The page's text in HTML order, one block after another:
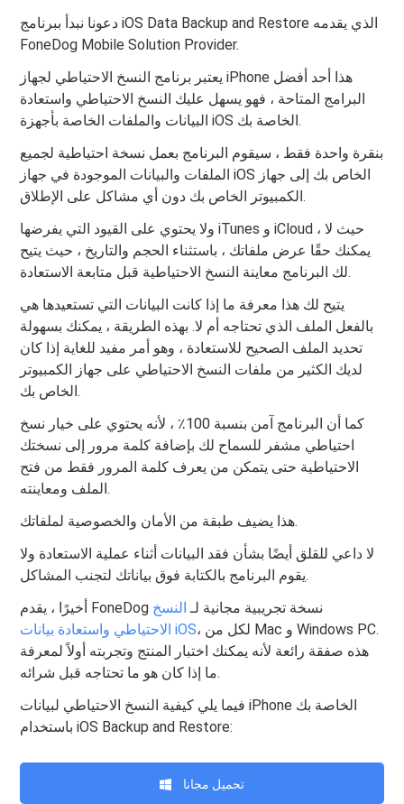
دعونا نبدأ ببرنامج iOS Data Backup and Restore الذي يقدمه
FoneDog Mobile Solution Provider.
يعتبر برنامج النسخ الاحتياطي لجهاز iPhone هذا أحد أفضل
البرامج المتاحة ، فهو يسهل عليك النسخ الاحتياطي واستعادة
البيانات والملفات الخاصة بأجهزة iOS الخاصة بك.
بنقرة واحدة فقط ، سيقوم البرنامج بعمل نسخة احتياطية لجميع
الملفات والبيانات الموجودة في جهاز iOS الخاص بك إلى جهاز
الكمبيوتر الخاص بك دون أي مشاكل على الإطلاق.
ولا يحتوي على القيود التي يفرضها iTunes و iCloud ، حيث لا
يمكنك حقًا عرض ملفاتك ، باستثناء الحجم والتاريخ ، حيث يتيح
لك البرنامج معاينة النسخ الاحتياطية قبل متابعة الاستعادة.
يتيح لك هذا معرفة ما إذا كانت البيانات التي تستعيدها هي
بالفعل الملف الذي تحتاجه أم لا. بهذه الطريقة ، يمكنك بسهولة
تحديد الملف الصحيح للاستعادة ، وهو أمر مفيد للغاية إذا كان
لديك الكثير من ملفات النسخ الاحتياطي على جهاز الكمبيوتر
الخاص بك.
كما أن البرنامج آمن بنسبة 100٪ ، لأنه يحتوي على خيار نسخ
احتياطي مشفر للسماح لك بإضافة كلمة مرور إلى نسختك
الاحتياطية حتى يتمكن من يعرف كلمة المرور فقط من فتح
الملف ومعاينته.
هذا يضيف طبقة من الأمان والخصوصية لملفاتك.
لا داعي للقلق أيضًا بشأن فقد البيانات أثناء عملية الاستعادة ولا
يقوم البرنامج بالكتابة فوق بياناتك لتجنب المشاكل.
أخيرًا ، يقدم FoneDog نسخة تجريبية مجانية لـ النسخ
الاحتياطي واستعادة بيانات iOS، لكل من Mac و Windows PC.
هذه صفقة رائعة لأنه يمكنك اختبار المنتج وتجربته أولاً لمعرفة
ما إذا كان هو ما تحتاجه قبل شرائه.
فيما يلي كيفية النسخ الاحتياطي لبيانات iPhone الخاصة بك
باستخدام iOS Backup and Restore:
تحميل مجانا